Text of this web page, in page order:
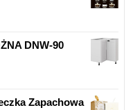
DNW-90
Zapachowa